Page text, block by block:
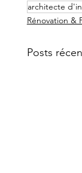
architecte
Rénovation &
Posts